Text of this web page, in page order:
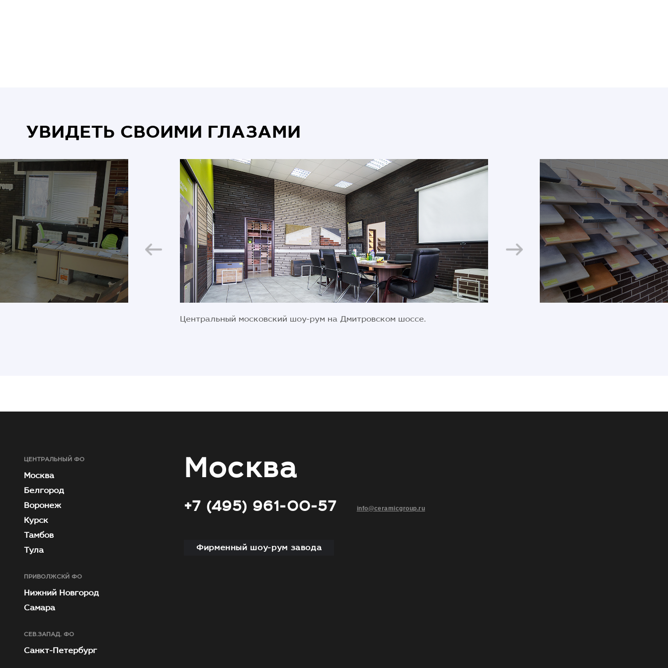
УВИДЕТЬ СВОИМИ ГЛАЗАМИ
Центральный московский шоу-рум на Дмитровском шоссе.
ЦЕНТРАЛЬНЫЙ ФО
Москва
Белгород
Воронеж
Курск
Тамбов
Тула
ПРИВОЛЖСКЙ ФО
Нижний Новгород
Самара
СЕВ.ЗАПАД. ФО
Санкт-Петербург
Москва
+7 (495) 961-00-57 info@ceramicgroup.ru
Фирменный шоу-рум завода